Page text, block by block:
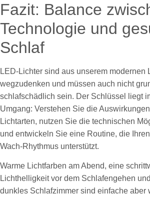
Fazit: Balance
Technologie und
Schlaf
LED-Lichter sind aus unserem modernen
wegzudenken und müssen auch nicht
schlafschädlich sein. Der Schlüssel liegt
Umgang: Verstehen Sie die
Lichtarten, nutzen Sie die technischen
und entwickeln Sie eine Routine, die
Wach-Rhythmus unterstützt.
Warme Lichtfarben am Abend, eine
Lichthelligkeit vor dem Schlafengehen
dunkles Schlafzimmer sind einfache aber